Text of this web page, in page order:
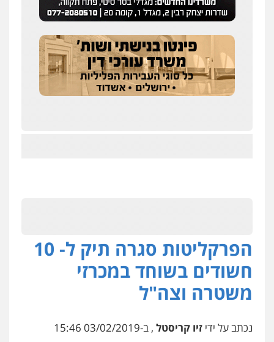
הפרקליטות סגרה תיק ל- 10
חשודים בשוחד במכרזי
משטרה וצה"ל
נכתב על ידי זיו קריסטל , ב-03/02/2019 15:46